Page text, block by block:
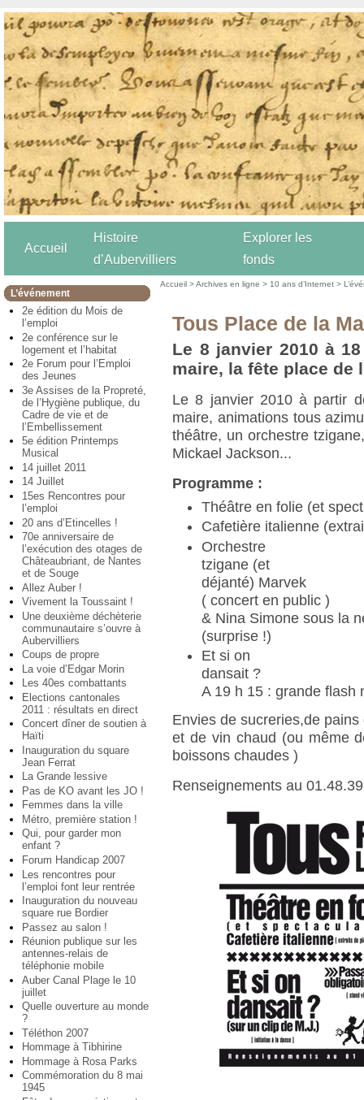
Accueil
Histoire
d’Aubervilliers
Explorer les
fonds
L’événement
2e édition du Mois de
l’emploi
2e conférence sur le
logement et l’habitat
2e Forum pour l’Emploi
des Jeunes
3e Assises de la Propreté,
de l’Hygiène publique, du
Cadre de vie et de
l’Embellissement
5e édition Printemps
Musical
14 juillet 2011
14 Juillet
15es Rencontres pour
l’emploi
20 ans d’Etincelles !
70e anniversaire de
l’exécution des otages de
Châteaubriant, de Nantes
et de Souge
Allez Auber !
Vivement la Toussaint !
Une deuxième déchèterie
communautaire s’ouvre à
Aubervilliers
Coups de propre
La voie d’Edgar Morin
Les 40es combattants
Elections cantonales
2011 : résultats en direct
Concert dîner de soutien à
Haïti
Inauguration du square
Jean Ferrat
La Grande lessive
Pas de KO avant les JO !
Femmes dans la ville
Métro, première station !
Qui, pour garder mon
enfant ?
Forum Handicap 2007
Les rencontres pour
l’emploi font leur rentrée
Inauguration du nouveau
square rue Bordier
Passez au salon !
Réunion publique sur les
antennes-relais de
téléphonie mobile
Auber Canal Plage le 10
juillet
Quelle ouverture au monde
?
Téléthon 2007
Hommage à Tibhirine
Hommage à Rosa Parks
Commémoration du 8 mai
1945
Accueil >Archives en ligne > 10 ans d’Internet >
Tous Place de la
Le 8 janvier 2010 à
maire, la fête place de
Le 8 janvier 2010 à partir
maire, animations tous
théâtre, un orchestre
Mickael Jackson...
Programme :
Théâtre en folie (et
Cafetière italienne
Orchestre
tzigane (et
déjanté) Marvek
( concert en public )
& Nina Simone sous la
(surprise !)
Et si on
dansait ?
A 19 h 15 : grande flash
Envies de sucreries,de pains
et de vin chaud (ou même
boissons chaudes )
Renseignements au